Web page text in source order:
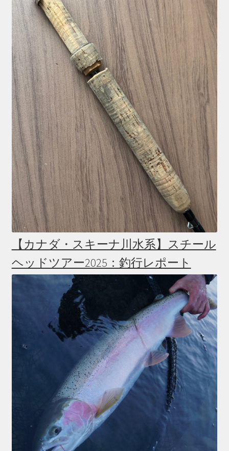
【カナダ・スキーナ川水系】スチール
ヘッドツアー2025：釣行レポート